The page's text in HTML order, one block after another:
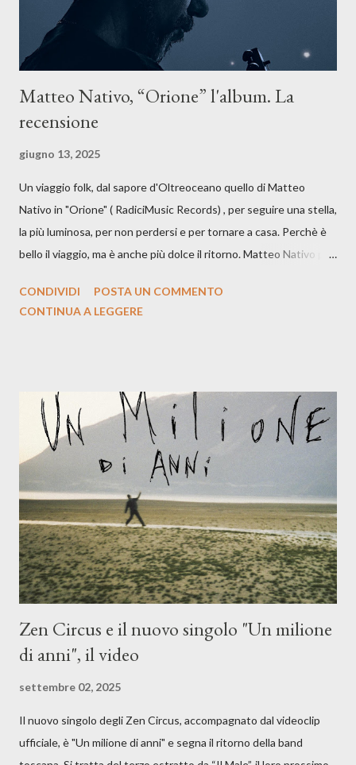
Matteo Nativo, “Orione” l'album. La
recensione
giugno 13, 2025
Un viaggio folk, dal sapore d'Oltreoceano quello di Matteo
Nativo in "Orione" ( RadiciMusic Records) , per seguire una stella,
la più luminosa, per non perdersi e per tornare a casa. Perchè è
bello il viaggio, ma è anche più dolce il ritorno. Matteo Nativo per
indubbiamente matura e consapevole oltre che con ottimi
Dicevamo. Ed è da qui che il nostro inizia questo concept
musicale, con " Che ora è" , raccontando la separazione dalla
moglie, del senso di sconfitta e del caldo afoso che opprime,
giusta condizione di sopraffazione: "Non so che ora è, che giorno
è, di questa estate che...". E' raro fare uscire come singolo una
cover, ma...
CONDIVIDI
POSTA UN COMMENTO
CONTINUA A LEGGERE
Zen Circus e il nuovo singolo "Un milione
di anni", il video
settembre 02, 2025
Il nuovo singolo degli Zen Circus, accompagnato dal videoclip
ufficiale, è "Un milione di anni" e segna il ritorno della band